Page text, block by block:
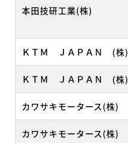
本田技研工業(株)
ＫＴＭ ＪＡＰＡＮ (株)
ＫＴＭ ＪＡＰＡＮ (株)
カワサキモータース(株)
カワサキモータース(株)